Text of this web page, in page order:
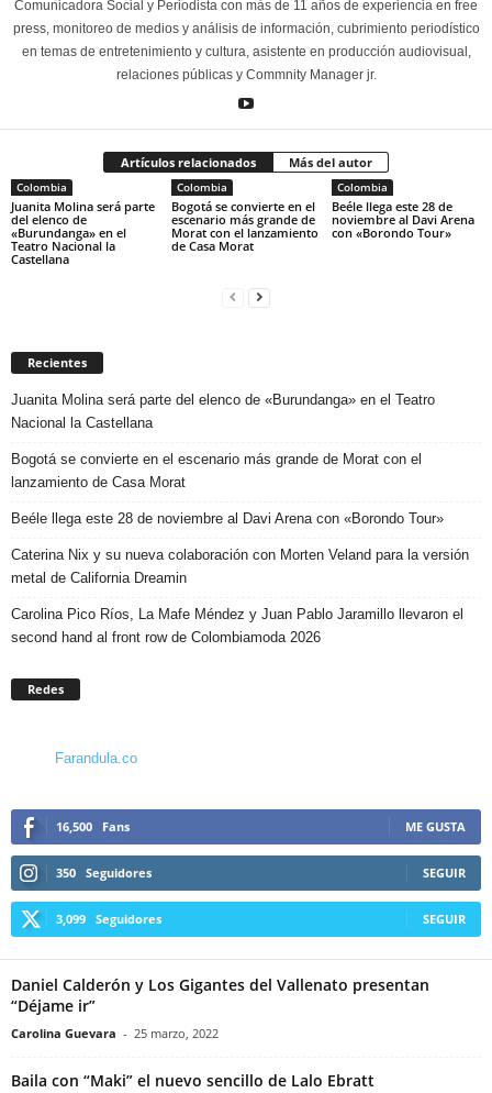
Comunicadora Social y Periodista con más de 11 años de experiencia en free
press, monitoreo de medios y análisis de información, cubrimiento periodístico
en temas de entretenimiento y cultura, asistente en producción audiovisual,
relaciones públicas y Commnity Manager jr.
Artículos relacionados Más del autor
Colombia
Juanita Molina será parte
del elenco de
«Burundanga» en el
Teatro Nacional la
Castellana
Colombia
Bogotá se convierte en el
escenario más grande de
Morat con el lanzamiento
de Casa Morat
Colombia
Beéle llega este 28 de
noviembre al Davi Arena
con «Borondo Tour»
Recientes
Juanita Molina será parte del elenco de «Burundanga» en el Teatro
Nacional la Castellana
Bogotá se convierte en el escenario más grande de Morat con el
lanzamiento de Casa Morat
Beéle llega este 28 de noviembre al Davi Arena con «Borondo Tour»
Caterina Nix y su nueva colaboración con Morten Veland para la versión
metal de California Dreamin
Carolina Pico Ríos, La Mafe Méndez y Juan Pablo Jaramillo llevaron el
second hand al front row de Colombiamoda 2026
Redes
Farandula.co
16,500 Fans ME GUSTA
350 Seguidores SEGUIR
3,099 Seguidores SEGUIR
Daniel Calderón y Los Gigantes del Vallenato presentan
“Déjame ir”
Carolina Guevara - 25 marzo, 2022
Baila con “Maki” el nuevo sencillo de Lalo Ebratt